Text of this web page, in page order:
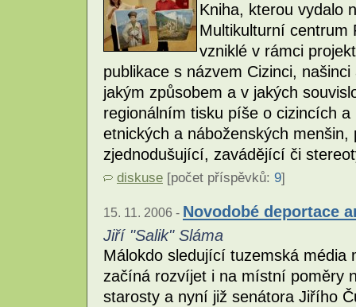
Kniha, kterou vydalo
Multikulturní centrum
vzniklé v rámci
publikace s názvem Cizinci,
jakým způsobem a v jakých
regionálním tisku píše o cizincích
etnických a náboženských
zjednodušující, zavádějící či
diskuse [počet příspěvků: 9]
15. 11. 2006 - Novodobé deportace
Jiří "Salik" Sláma
Málokdo sledující tuzemská média
začíná rozvíjet i na místní poměry
starosty a nyní již senátora Jiřího